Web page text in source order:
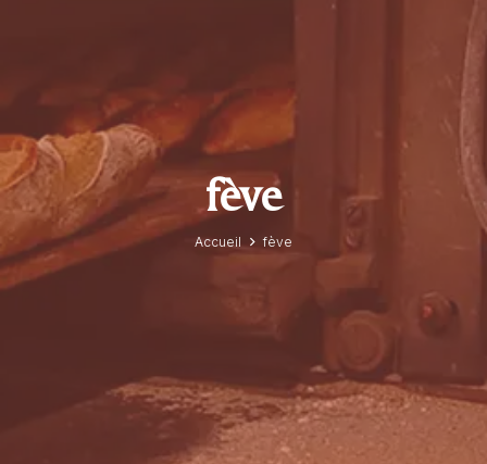
fève
Accueil fève